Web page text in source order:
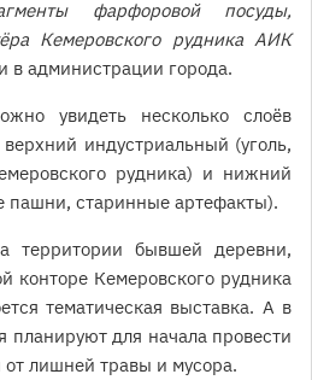
фарфоровой посуды,
Кемеровского рудника АИК
в администрации города.
увидеть несколько слоёв
верхний индустриальный (уголь,
рудника) и нижний
пашни, старинные артефакты).
территории бывшей деревни,
конторе Кемеровского рудника
тематическая выставка. А в
планируют для начала провести
от лишней травы и мусора.